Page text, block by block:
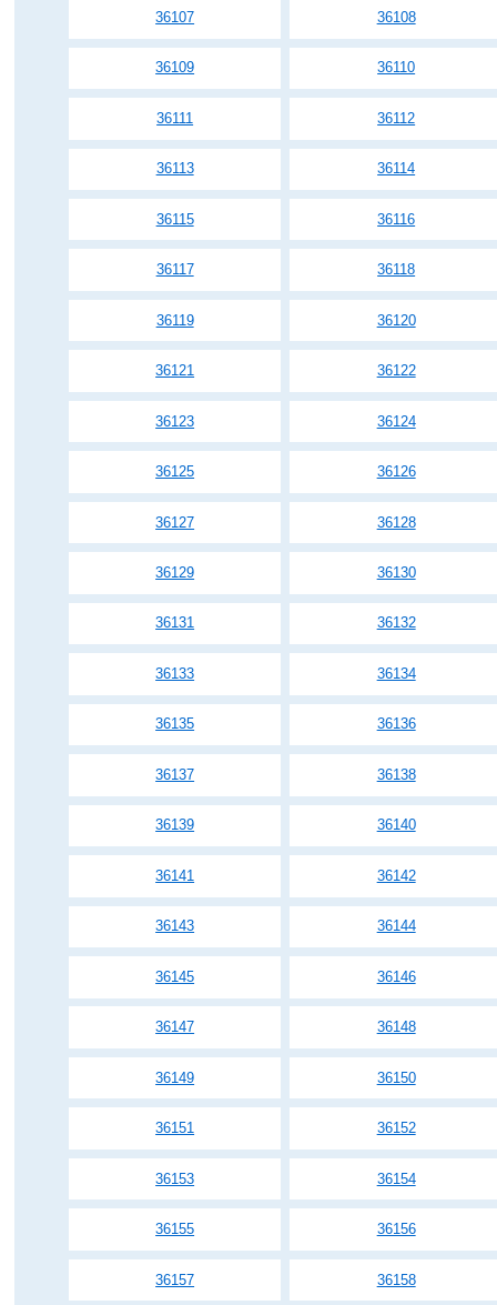
36107 36108
36109 36110
36111 36112
36113 36114
36115 36116
36117 36118
36119 36120
36121 36122
36123 36124
36125 36126
36127 36128
36129 36130
36131 36132
36133 36134
36135 36136
36137 36138
36139 36140
36141 36142
36143 36144
36145 36146
36147 36148
36149 36150
36151 36152
36153 36154
36155 36156
36157 36158